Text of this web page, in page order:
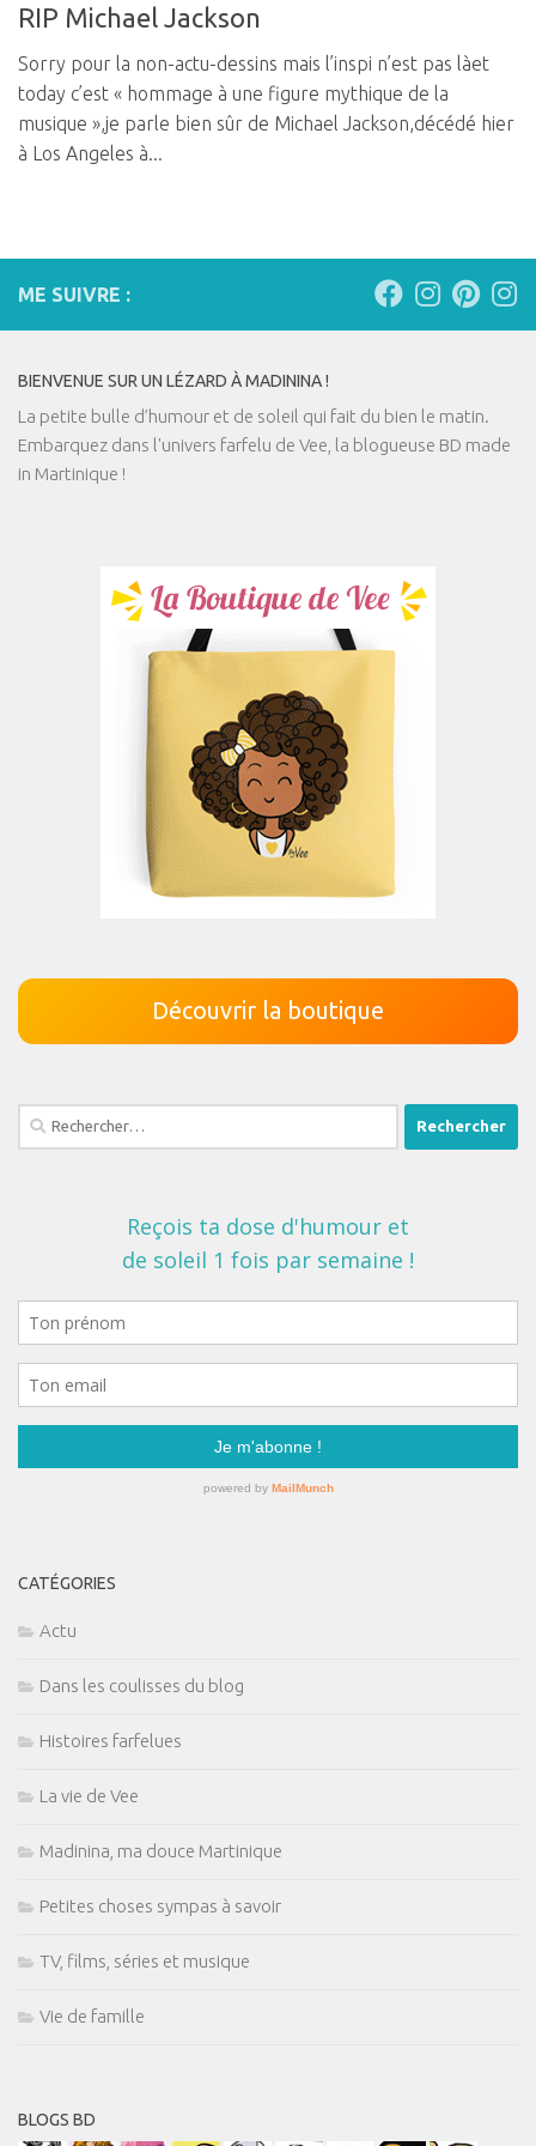
RIP Michael Jackson
Sorry pour la non-actu-dessins mais l’inspi n’est pas làet
today c’est « hommage à une figure mythique de la
musique »,je parle bien sûr de Michael Jackson,décédé hier
à Los Angeles à...
ME SUIVRE :
BIENVENUE SUR UN LÉZARD À MADININA !
La petite bulle d’humour et de soleil qui fait du bien le matin.
Embarquez dans l'univers farfelu de Vee, la blogueuse BD made
in Martinique !
Découvrir la boutique
Rechercher :
CATÉGORIES
Actu
Dans les coulisses du blog
Histoires farfelues
La vie de Vee
Madinina, ma douce Martinique
Petites choses sympas à savoir
TV, films, séries et musique
Vie de famille
BLOGS BD